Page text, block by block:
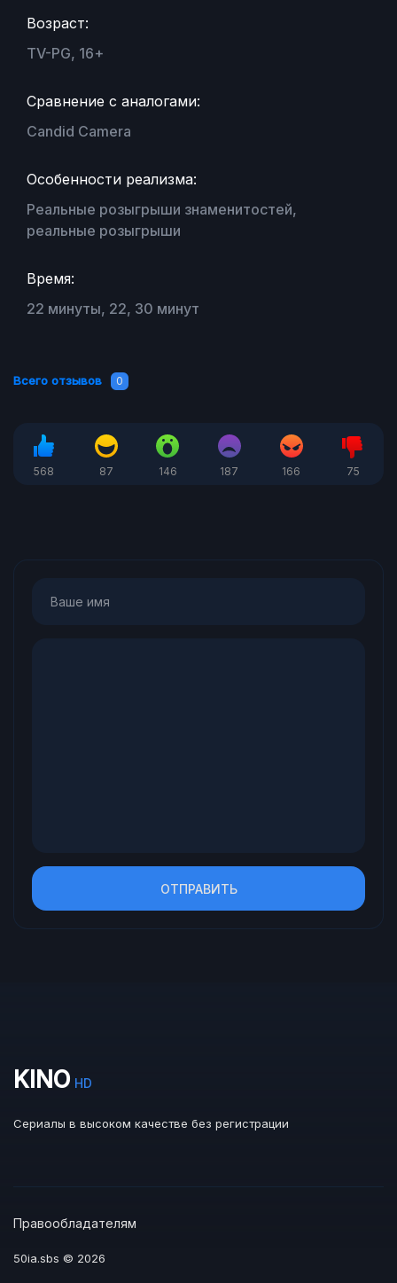
Возраст:
TV-PG, 16+
Сравнение с аналогами:
Candid Camera
Особенности реализма:
Реальные розыгрыши знаменитостей,
реальные розыгрыши
Время:
22 минуты, 22, 30 минут
Всего отзывов 0
568 87 146 187 166 75
ОТПРАВИТЬ
KINO HD
Сериалы в высоком качестве без регистрации
Правообладателям
50ia.sbs © 2026